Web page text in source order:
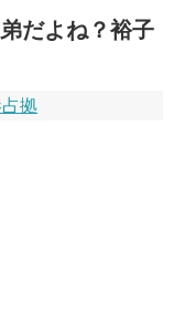
だよね？裕子
拠